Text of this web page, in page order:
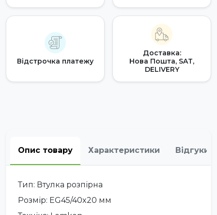
Відстрочка платежу
Доставка:
Нова Пошта, SAT,
DELIVERY
Опис товару Характеристики Відгуки
Тип: Втулка розпірна
Розмір: EG45/40x20 мм